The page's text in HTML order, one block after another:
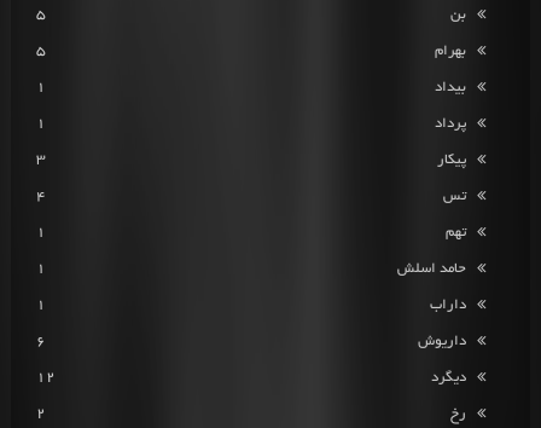
بن 5
بهرام 5
بیداد 1
پرداد 1
پیکار 3
تس 4
تهم 1
حامد اسلش 1
داراب 1
داریوش 6
دیگرد 12
رخ 2